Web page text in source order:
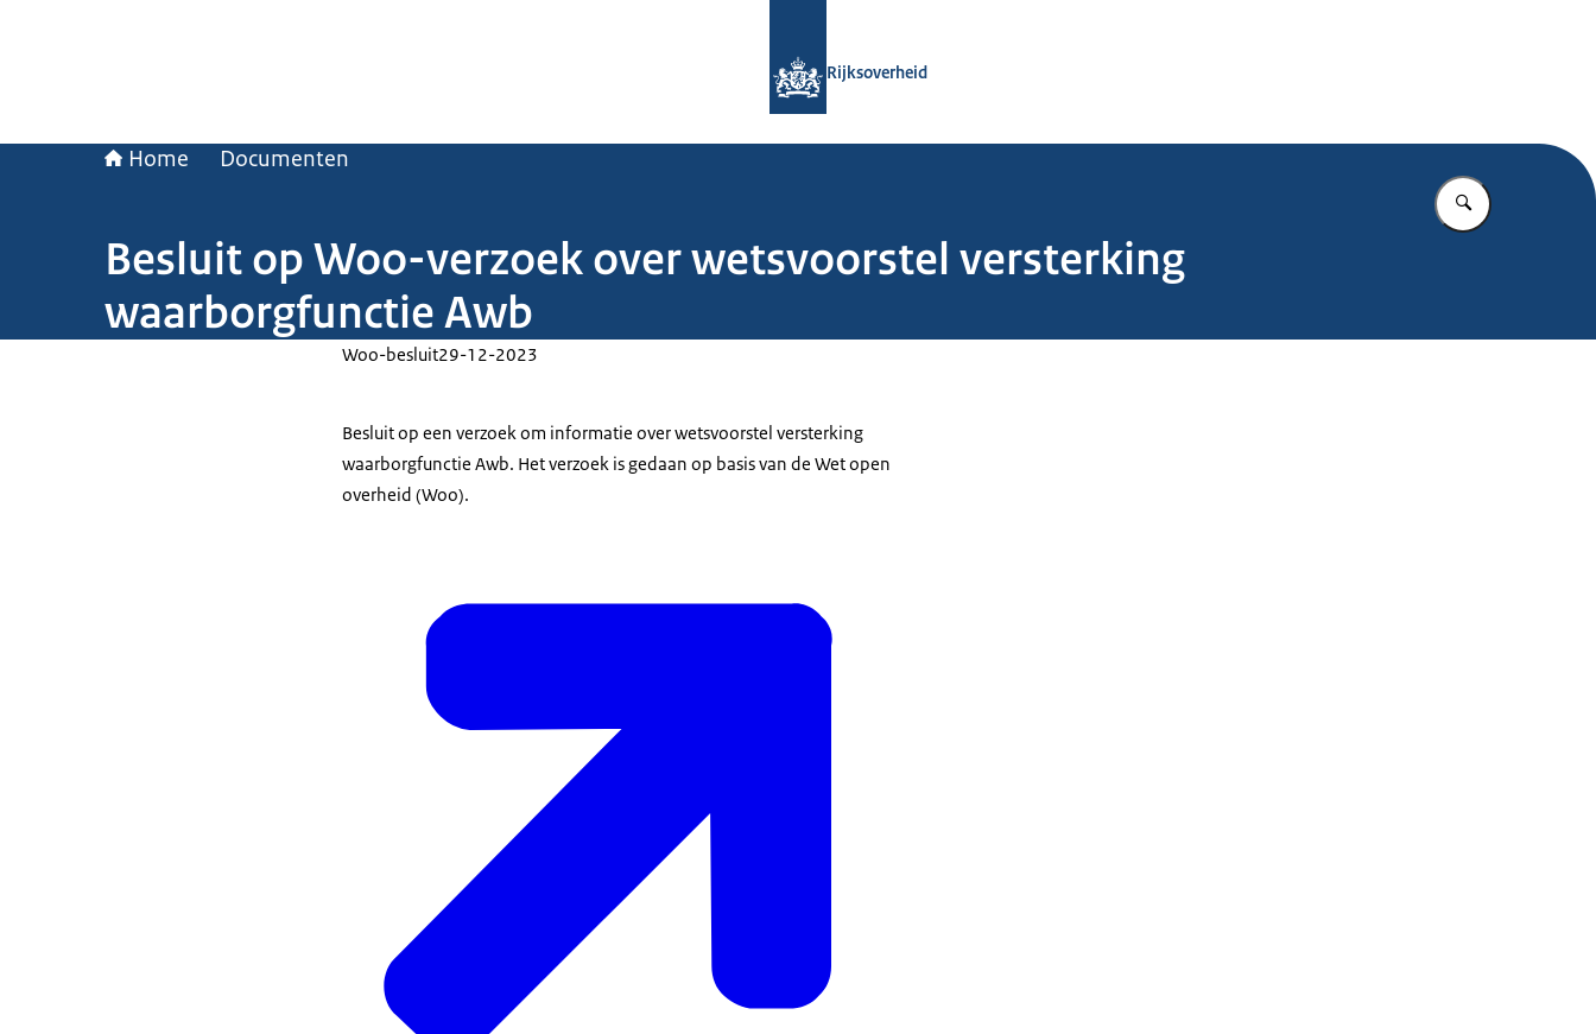
Rijksoverheid
Home Documenten
Vul in wat u
Besluit op Woo-verzoek over wetsvoorstel versterking
waarborgfunctie Awb
Woo-besluit29-12-2023
Besluit op een verzoek om informatie over wetsvoorstel versterking
waarborgfunctie Awb. Het verzoek is gedaan op basis van de Wet open
overheid (Woo).